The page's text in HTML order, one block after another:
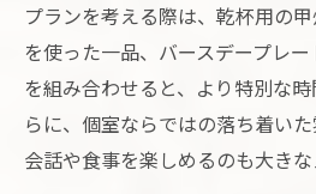
プランを考える際は、乾杯用の
を使った一品、バースデープレ
を組み合わせると、より特別な
らに、個室ならではの落ち着い
会話や食事を楽しめるのも大きな